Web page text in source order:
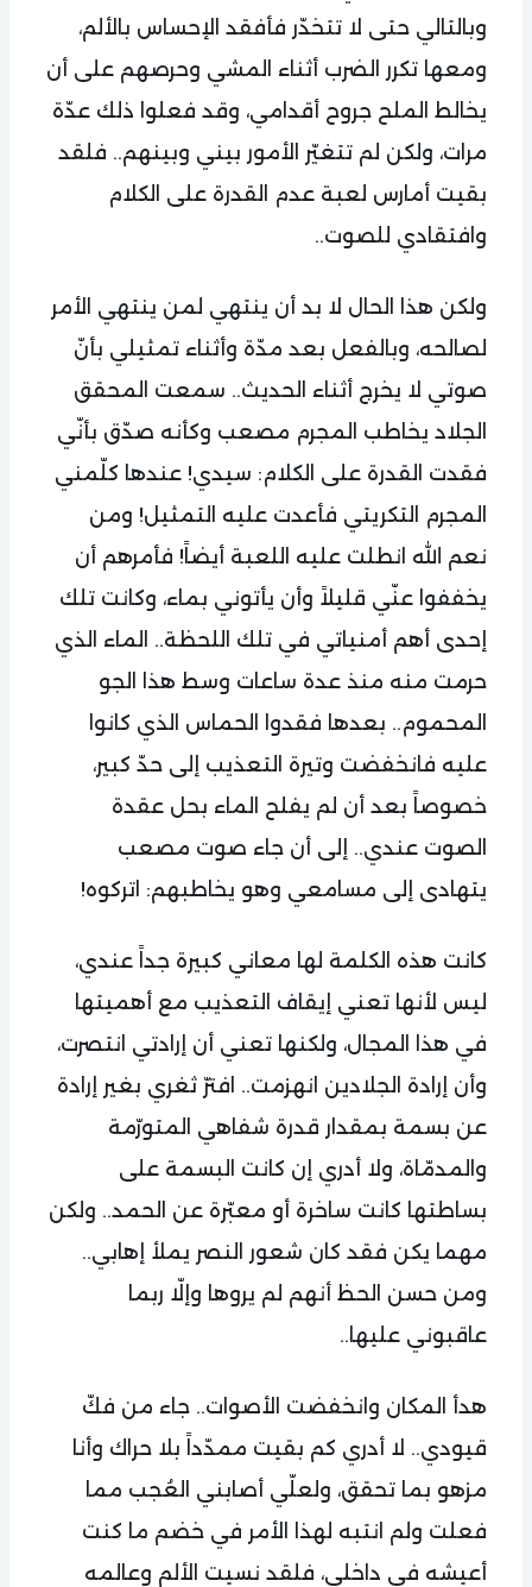
وبالتالي حتى لا تتخدّر فأفقد الإحساس بالألم،
ومعها تكرر الضرب أثناء المشي وحرصهم على أن
يخالط الملح جروح أقدامي، وقد فعلوا ذلك عدّة
مرات، ولكن لم تتغيّر الأمور بيني وبينهم.. فلقد
بقيت أمارس لعبة عدم القدرة على الكلام
وافتقادي للصوت..
ولكن هذا الحال لا بد أن ينتهي لمن ينتهي الأمر
لصالحه، وبالفعل بعد مدّة وأثناء تمثيلي بأنّ
صوتي لا يخرج أثناء الحديث.. سمعت المحقق
الجلاد يخاطب المجرم مصعب وكأنه صدّق بأنّي
فقدت القدرة على الكلام: سيدي! عندها كلّمني
المجرم التكريتي فأعدت عليه التمثيل! ومن
نعم الله انطلت عليه اللعبة أيضاً! فأمرهم أن
يخففوا عنّي قليلاً وأن يأتوني بماء، وكانت تلك
إحدى أهم أمنياتي في تلك اللحظة.. الماء الذي
حرمت منه منذ عدة ساعات وسط هذا الجو
المحموم.. بعدها فقدوا الحماس الذي كانوا
عليه فانخفضت وتيرة التعذيب إلى حدّ كبير،
خصوصاً بعد أن لم يفلح الماء بحل عقدة
الصوت عندي.. إلى أن جاء صوت مصعب
يتهادى إلى مسامعي وهو يخاطبهم: اتركوه!
كانت هذه الكلمة لها معاني كبيرة جداً عندي،
ليس لأنها تعني إيقاف التعذيب مع أهميتها
في هذا المجال، ولكنها تعني أن إرادتي انتصرت،
وأن إرادة الجلادين انهزمت.. افترّ ثغري بغير إرادة
عن بسمة بمقدار قدرة شفاهي المتورّمة
والمدمّاة، ولا أدري إن كانت البسمة على
بساطتها كانت ساخرة أو معبّرة عن الحمد.. ولكن
مهما يكن فقد كان شعور النصر يملأ إهابي..
ومن حسن الحظ أنهم لم يروها وإلّا ربما
عاقبوني عليها..
هدأ المكان وانخفضت الأصوات.. جاء من فكّ
قيودي.. لا أدري كم بقيت ممدّداً بلا حراك وأنا
مزهو بما تحقق، ولعلّي أصابني العُجب مما
فعلت ولم انتبه لهذا الأمر في خضم ما كنت
أعيشه في داخلي، فلقد نسيت الألم وعالمه